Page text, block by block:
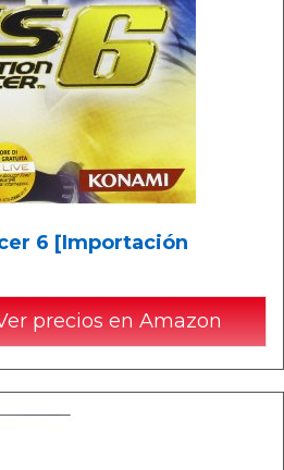
6 [Importación
precios en Amazon